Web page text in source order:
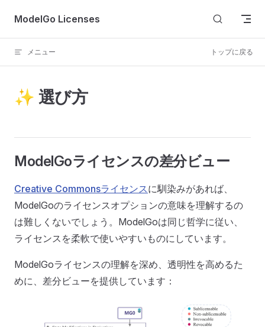
Skip to content
ModelGo Licenses
メニュー トップに戻る
✨ 選び方
ModelGoライセンスの差分ビュー
Creative Commonsライセンスに馴染みがあれば、
ModelGoのライセンスオプションの意味を理解するの
は難しくないでしょう。ModelGoは同じ哲学に従い、
ライセンスを柔軟で使いやすいものにしています。
ModelGoライセンスの理解を深め、透明性を高めるた
めに、差分ビューを提供しています：